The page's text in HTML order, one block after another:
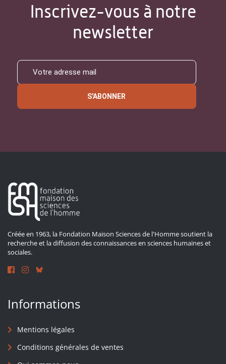
Inscrivez-vous à notre
newsletter
S'ABONNER
Créée en 1963, la Fondation Maison Sciences de l'Homme soutient la
recherche et la diffusion des connaissances en sciences humaines et
sociales.
Informations
Mentions légales
Conditions générales de ventes